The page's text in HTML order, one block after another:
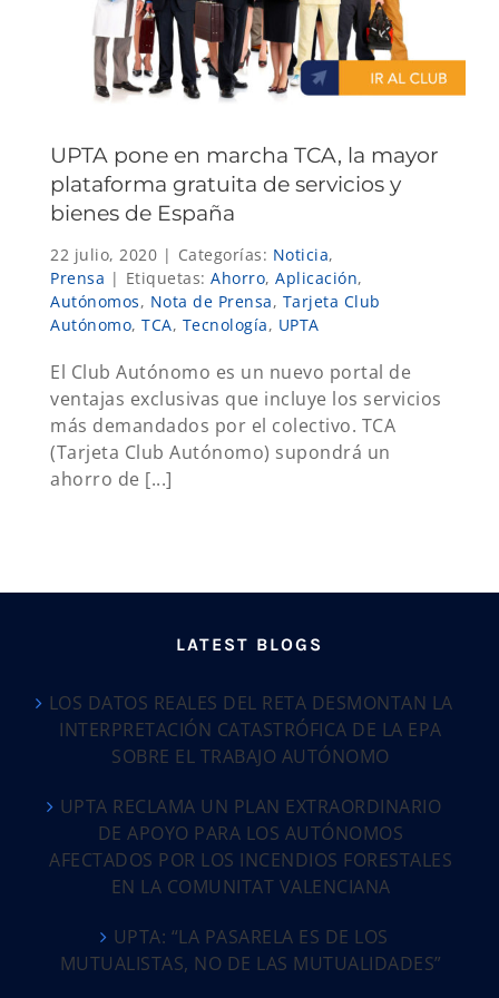
UPTA pone en marcha TCA, la mayor
plataforma gratuita de servicios y
bienes de España
22 julio, 2020 | Categorías: Noticia,
Prensa | Etiquetas: Ahorro, Aplicación,
Autónomos, Nota de Prensa, Tarjeta Club
Autónomo, TCA, Tecnología, UPTA
El Club Autónomo es un nuevo portal de
ventajas exclusivas que incluye los servicios
más demandados por el colectivo. TCA
(Tarjeta Club Autónomo) supondrá un
ahorro de [...]
LATEST BLOGS
LOS DATOS REALES DEL RETA DESMONTAN LA
INTERPRETACIÓN CATASTRÓFICA DE LA EPA
SOBRE EL TRABAJO AUTÓNOMO
UPTA RECLAMA UN PLAN EXTRAORDINARIO
DE APOYO PARA LOS AUTÓNOMOS
AFECTADOS POR LOS INCENDIOS FORESTALES
EN LA COMUNITAT VALENCIANA
UPTA: “LA PASARELA ES DE LOS
MUTUALISTAS, NO DE LAS MUTUALIDADES”